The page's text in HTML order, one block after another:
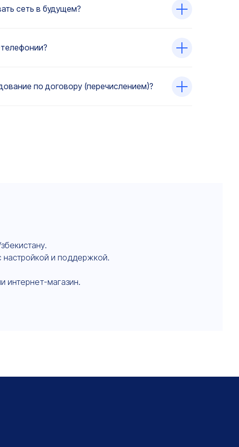
сеть в будущем?
по договору (перечислением)?
настройкой и поддержкой.
интернет-магазин.